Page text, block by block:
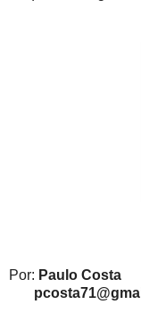
Por: Paulo Costa